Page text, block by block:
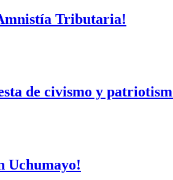
Tributaria!
de civismo y
Uchumayo!